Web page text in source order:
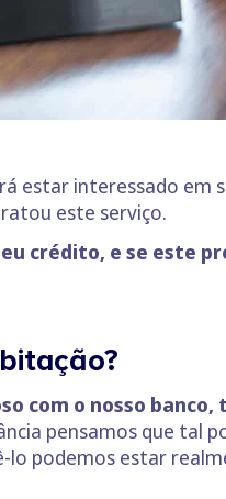
estar interessado em
este serviço.
crédito, e se este
com o nosso
pensamos que tal
podemos estar